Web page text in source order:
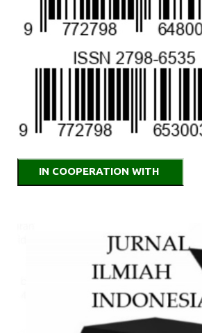
IN COOPERATION WITH